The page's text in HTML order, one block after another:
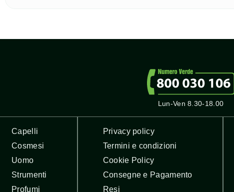
Lun-Ven 8.30-18.00
Capelli
Cosmesi
Uomo
Strumenti
Profumi
Privacy policy
Termini e condizioni
Cookie Policy
Consegne e Pagamento
Resi